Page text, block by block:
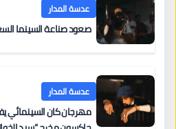
عدسة المدار
صعود صناعة السينما
عدسة المدار